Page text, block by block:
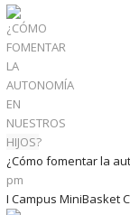
¿Cómo fomentar la
pm
I Campus MiniBasket